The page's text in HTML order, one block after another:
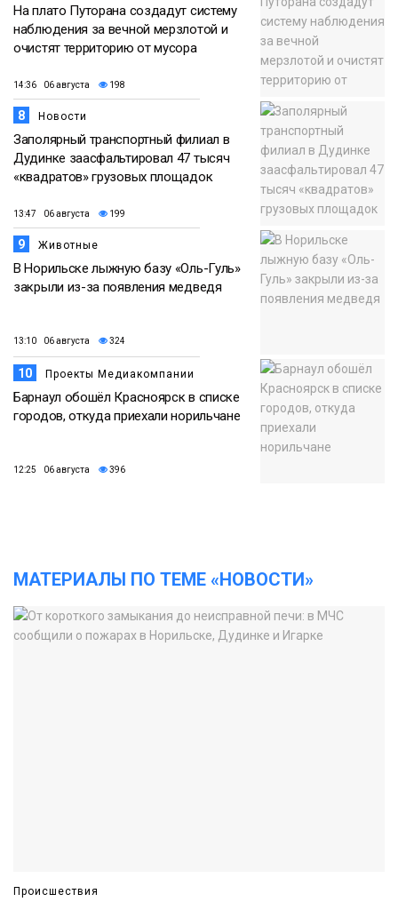
На плато Путорана создадут систему
наблюдения за вечной мерзлотой и
очистят территорию от мусора
14:36 06 августа 198
8 Новости
Заполярный транспортный филиал в
Дудинке заасфальтировал 47 тысяч
«квадратов» грузовых площадок
13:47 06 августа 199
9 Животные
В Норильске лыжную базу «Оль-Гуль»
закрыли из-за появления медведя
13:10 06 августа 324
10 Проекты Медиакомпании
Барнаул обошёл Красноярск в списке
городов, откуда приехали норильчане
12:25 06 августа 396
МАТЕРИАЛЫ ПО ТЕМЕ «НОВОСТИ»
Происшествия